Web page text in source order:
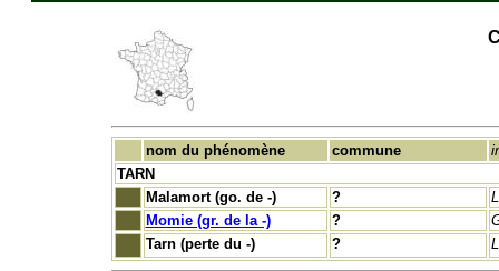
nom du phénomène commune
TARN
Malamort (go. de -)
?
Momie (gr. de la -)
?
Tarn (perte du -)
?